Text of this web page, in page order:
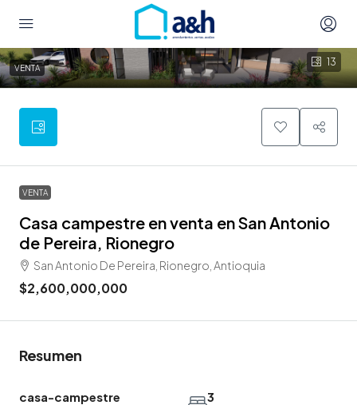
13
VENTA
VENTA
Casa campestre en venta en San Antonio
de Pereira, Rionegro
San Antonio De Pereira, Rionegro, Antioquia
$2,600,000,000
Resumen
casa-campestre 3